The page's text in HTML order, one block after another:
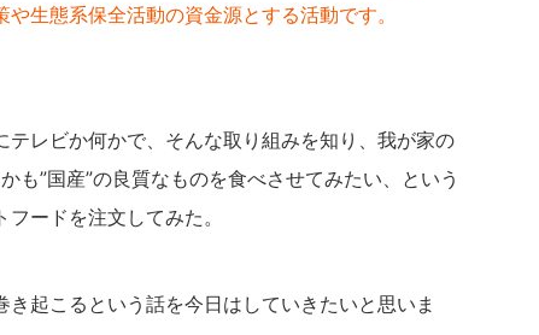
生態系保全活動の資金源とする活動です。
レビか何かで、そんな取り組みを知り、我が家の
も”国産”の良質なものを食べさせてみたい、という
ードを注文してみた。
起こるという話を今日はしていきたいと思いま